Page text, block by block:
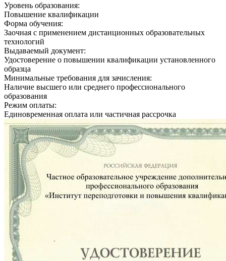
Уровень образования:
Повышение квалификации
Форма обучения:
Заочная с применением дистанционных образовательных
технологий
Выдаваемый документ:
Удостоверение о повышении квалификации установленного
образца
Минимальные требования для зачисления:
Наличие высшего или среднего профессионального
образования
Режим оплаты:
Единовременная оплата или частичная рассрочка